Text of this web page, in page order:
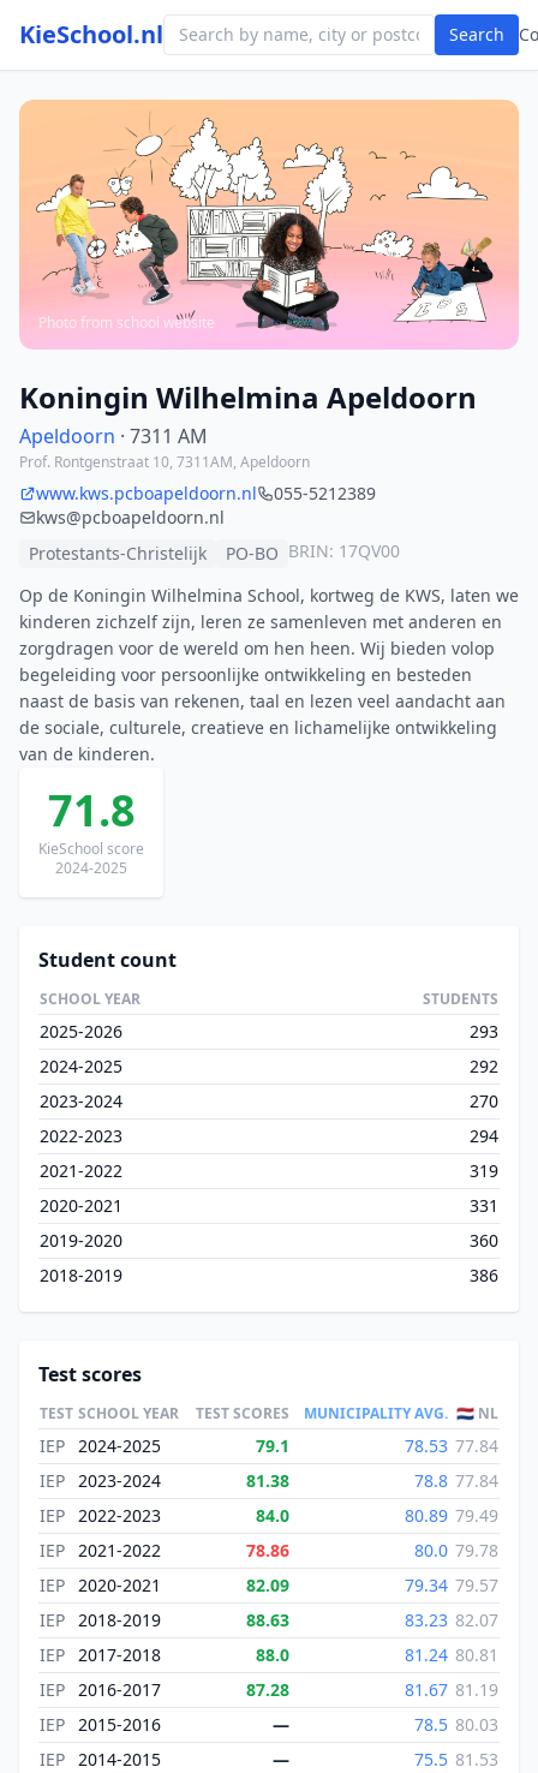
KieSchool.nl Search
Photo from school website
Koningin Wilhelmina Apeldoorn
Apeldoorn · 7311 AM
Prof. Rontgenstraat 10, 7311AM, Apeldoorn
www.kws.pcboapeldoorn.nl
055-5212389
kws@pcboapeldoorn.nl
Protestants-Christelijk
PO-BO BRIN: 17QV00
Op de Koningin Wilhelmina School, kortweg de KWS, laten we
kinderen zichzelf zijn, leren ze samenleven met anderen en
zorgdragen voor de wereld om hen heen. Wij bieden volop
begeleiding voor persoonlijke ontwikkeling en besteden
naast de basis van rekenen, taal en lezen veel aandacht aan
de sociale, culturele, creatieve en lichamelijke ontwikkeling
van de kinderen.
71.8
KieSchool score
2024-2025
Student count
SCHOOL YEAR STUDENTS
2025-2026
293
2024-2025
292
2023-2024
270
2022-2023
294
2021-2022
319
2020-2021
331
2019-2020
360
2018-2019
386
Test scores
TEST SCHOOL YEAR TEST SCORES MUNICIPALITY AVG. 🇳🇱 NL
IEP 2024-2025 79.1 78.53 77.84
IEP 2023-2024 81.38 78.8 77.84
IEP 2022-2023 84.0 80.89 79.49
IEP 2021-2022 78.86 80.0 79.78
IEP 2020-2021 82.09 79.34 79.57
IEP 2018-2019 88.63 83.23 82.07
IEP 2017-2018 88.0 81.24 80.81
IEP 2016-2017 87.28 81.67 81.19
IEP 2015-2016 — 78.5 80.03
IEP 2014-2015 — 75.5 81.53